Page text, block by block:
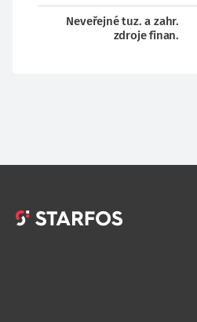
Neveřejné tuz. a zahr.
zdroje finan.